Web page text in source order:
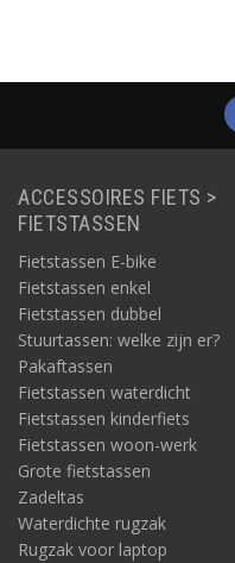
ACCESSOIRES FIETS >
FIETSTASSEN
Fietstassen E-bike
Fietstassen enkel
Fietstassen dubbel
Stuurtassen: welke zijn er?
Pakaftassen
Fietstassen waterdicht
Fietstassen kinderfiets
Fietstassen woon-werk
Grote fietstassen
Zadeltas
Waterdichte rugzak
Rugzak voor laptop